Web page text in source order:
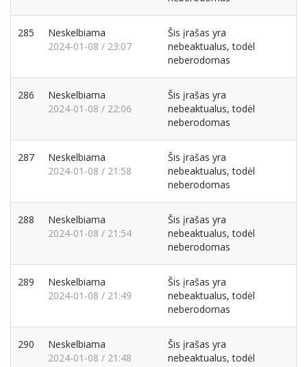
285
Neskelbiama
2024-01-08 / 23:07
Šis įrašas yra
nebeaktualus, todėl
neberodomas
286
Neskelbiama
2024-01-08 / 22:06
Šis įrašas yra
nebeaktualus, todėl
neberodomas
287
Neskelbiama
2024-01-08 / 21:58
Šis įrašas yra
nebeaktualus, todėl
neberodomas
288
Neskelbiama
2024-01-08 / 21:54
Šis įrašas yra
nebeaktualus, todėl
neberodomas
289
Neskelbiama
2024-01-08 / 21:49
Šis įrašas yra
nebeaktualus, todėl
neberodomas
290
Neskelbiama
2024-01-08 / 21:48
Šis įrašas yra
nebeaktualus, todėl